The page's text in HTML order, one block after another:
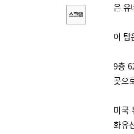
은 유
이 탑
9층
곳으
미국
화유